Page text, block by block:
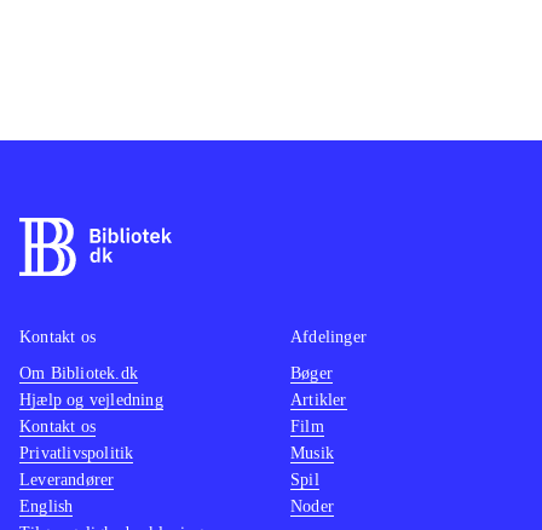
Kontakt os
Om Bibliotek.dk
Hjælp og vejledning
Kontakt os
Privatlivspolitik
Leverandører
English
Afdelinger
Bøger
Artikler
Film
Musik
Spil
Noder